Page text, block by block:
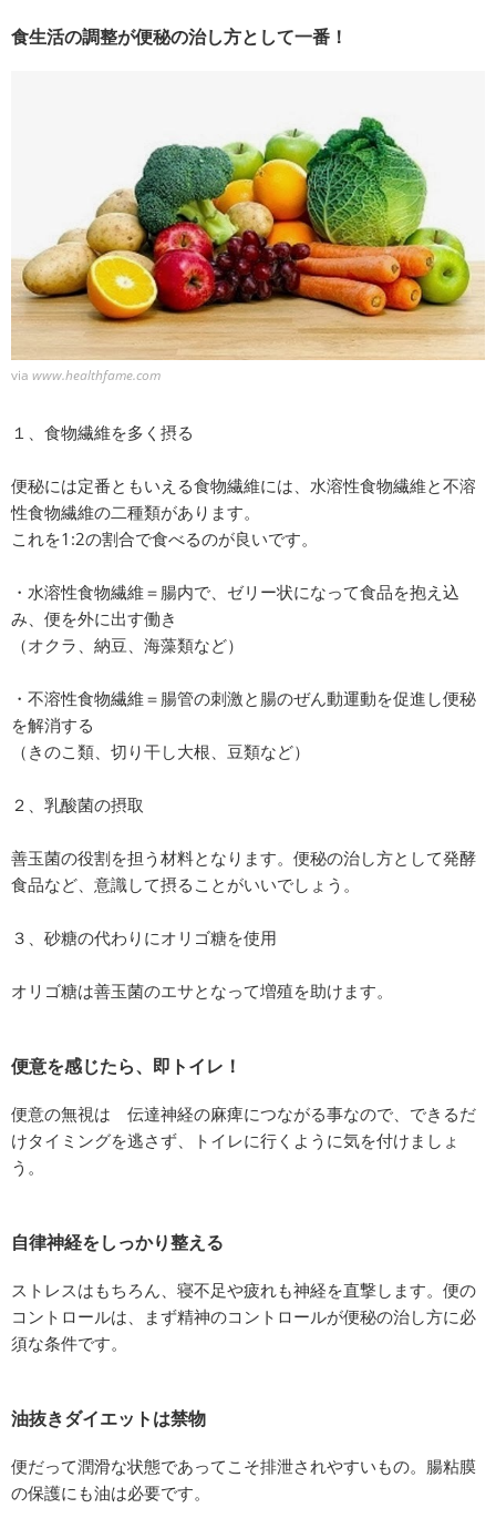
食生活の調整が便秘の治し方として一番！
via www.healthfame.com
１、食物繊維を多く摂る
便秘には定番ともいえる食物繊維には、水溶性食物繊維と不溶
性食物繊維の二種類があります。
これを1:2の割合で食べるのが良いです。
・水溶性食物繊維＝腸内で、ゼリー状になって食品を抱え込
み、便を外に出す働き
（オクラ、納豆、海藻類など）
・不溶性食物繊維＝腸管の刺激と腸のぜん動運動を促進し便秘
を解消する
（きのこ類、切り干し大根、豆類など）
２、乳酸菌の摂取
善玉菌の役割を担う材料となります。便秘の治し方として発酵
食品など、意識して摂ることがいいでしょう。
３、砂糖の代わりにオリゴ糖を使用
オリゴ糖は善玉菌のエサとなって増殖を助けます。
便意を感じたら、即トイレ！
便意の無視は 伝達神経の麻痺につながる事なので、できるだ
けタイミングを逃さず、トイレに行くように気を付けましょ
う。
自律神経をしっかり整える
ストレスはもちろん、寝不足や疲れも神経を直撃します。便の
コントロールは、まず精神のコントロールが便秘の治し方に必
須な条件です。
油抜きダイエットは禁物
便だって潤滑な状態であってこそ排泄されやすいもの。腸粘膜
の保護にも油は必要です。